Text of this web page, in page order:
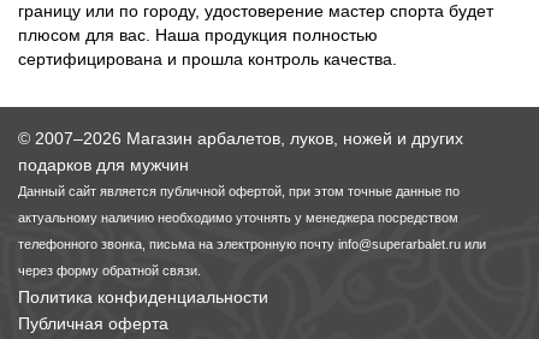
границу или по городу, удостоверение мастер спорта будет
плюсом для вас. Наша продукция полностью
сертифицирована и прошла контроль качества.
© 2007–2026 Магазин арбалетов, луков, ножей и других
подарков для мужчин
Данный сайт является публичной офертой, при этом точные данные по
актуальному наличию необходимо уточнять у менеджера посредством
телефонного звонка, письма на электронную почту info@superarbalet.ru или
через форму обратной связи.
Политика конфиденциальности
Публичная оферта